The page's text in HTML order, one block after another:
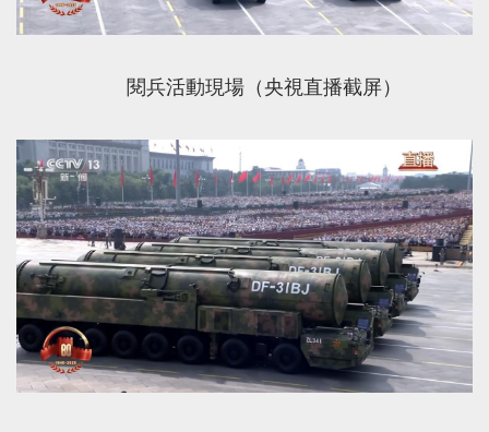
閱兵活動現場（央視直播截屏）